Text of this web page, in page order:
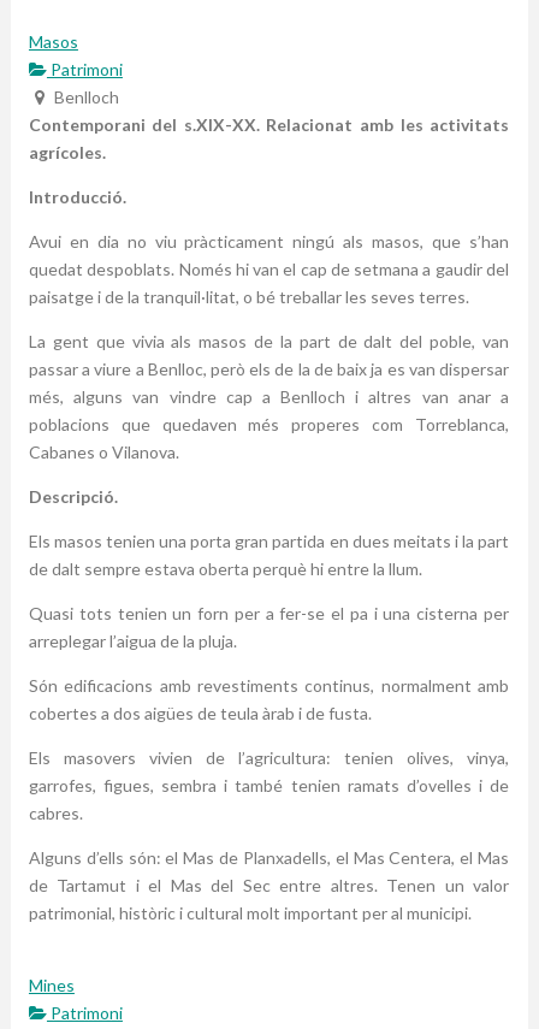
Masos
Patrimoni
Benlloch
Contemporani del s.XIX-XX. Relacionat amb les activitats
agrícoles.
Introducció.
Avui en dia no viu pràcticament ningú als masos, que s’han
quedat despoblats. Només hi van el cap de setmana a gaudir del
paisatge i de la tranquil·litat, o bé treballar les seves terres.
La gent que vivia als masos de la part de dalt del poble, van
passar a viure a Benlloc, però els de la de baix ja es van dispersar
més, alguns van vindre cap a Benlloch i altres van anar a
poblacions que quedaven més properes com Torreblanca,
Cabanes o Vilanova.
Descripció.
Els masos tenien una porta gran partida en dues meitats i la part
de dalt sempre estava oberta perquè hi entre la llum.
Quasi tots tenien un forn per a fer-se el pa i una cisterna per
arreplegar l’aigua de la pluja.
Són edificacions amb revestiments continus, normalment amb
cobertes a dos aigües de teula àrab i de fusta.
Els masovers vivien de l’agricultura: tenien olives, vinya,
garrofes, figues, sembra i també tenien ramats d’ovelles i de
cabres.
Alguns d’ells són: el Mas de Planxadells, el Mas Centera, el Mas
de Tartamut i el Mas del Sec entre altres. Tenen un valor
patrimonial, històric i cultural molt important per al municipi.
Mines
Patrimoni